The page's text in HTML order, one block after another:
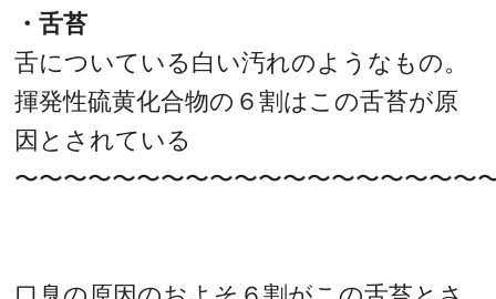
・舌苔
舌についている白い汚れのようなもの。
揮発性硫黄化合物の６割はこの舌苔が原
因とされている
〜〜〜〜〜〜〜〜〜〜〜〜〜〜〜〜〜〜〜